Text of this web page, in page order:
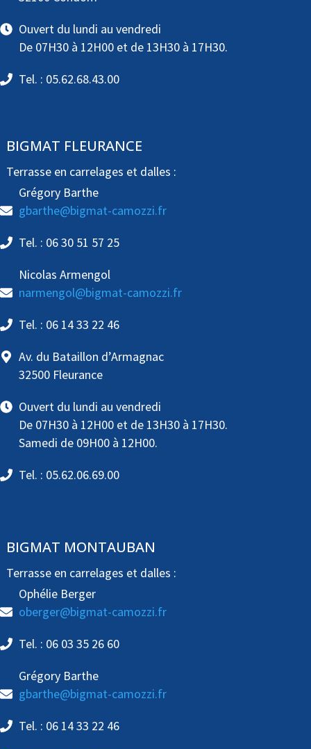
Ouvert du lundi au vendredi
De 07H30 à 12H00 et de 13H30 à 17H30.
Tel. : 05.62.68.43.00
BIGMAT FLEURANCE
Terrasse en carrelages et dalles :
Grégory Barthe
gbarthe@bigmat-camozzi.fr
Tel. : 06 30 51 57 25
Nicolas Armengol
narmengol@bigmat-camozzi.fr
Tel. : 06 14 33 22 46
Av. du Bataillon d’Armagnac
32500 Fleurance
Ouvert du lundi au vendredi
De 07H30 à 12H00 et de 13H30 à 17H30.
Samedi de 09H00 à 12H00.
Tel. : 05.62.06.69.00
BIGMAT MONTAUBAN
Terrasse en carrelages et dalles :
Ophélie Berger
oberger@bigmat-camozzi.fr
Tel. : 06 03 35 26 60
Grégory Barthe
gbarthe@bigmat-camozzi.fr
Tel. : 06 14 33 22 46